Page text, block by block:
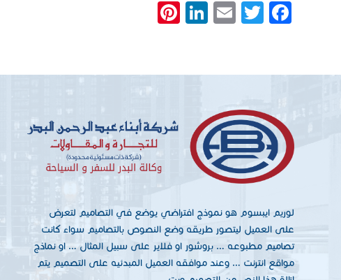
Facebook
Twitter
Email
LinkedIn
لوريم ايبسوم هو نموذج افتراضي يوضع في التصاميم لتعرض
على العميل ليتصور طريقه وضع النصوص بالتصاميم سواء كانت
تصاميم مطبوعه … بروشور او فلاير على سبيل المثال … او نماذج
مواقع انترنت … وعند موافقه العميل المبدئيه على التصميم يتم